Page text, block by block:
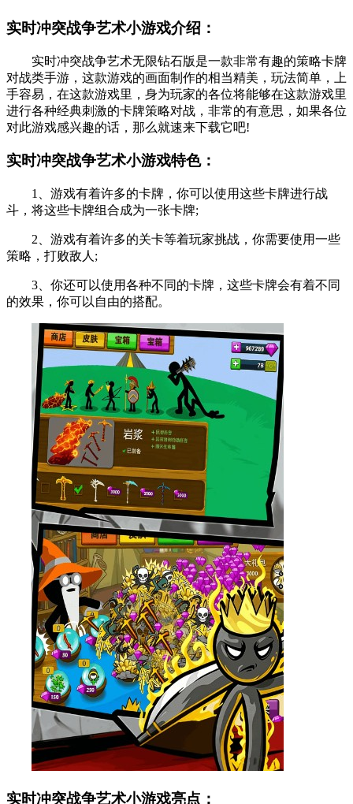
实时冲突战争艺术小游戏介绍：
实时冲突战争艺术无限钻石版是一款非常有趣的策略卡牌
对战类手游，这款游戏的画面制作的相当精美，玩法简单，上
手容易，在这款游戏里，身为玩家的各位将能够在这款游戏里
进行各种经典刺激的卡牌策略对战，非常的有意思，如果各位
对此游戏感兴趣的话，那么就速来下载它吧!
实时冲突战争艺术小游戏特色：
1、游戏有着许多的卡牌，你可以使用这些卡牌进行战
斗，将这些卡牌组合成为一张卡牌;
2、游戏有着许多的关卡等着玩家挑战，你需要使用一些
策略，打败敌人;
3、你还可以使用各种不同的卡牌，这些卡牌会有着不同
的效果，你可以自由的搭配。
实时冲突战争艺术小游戏亮点：